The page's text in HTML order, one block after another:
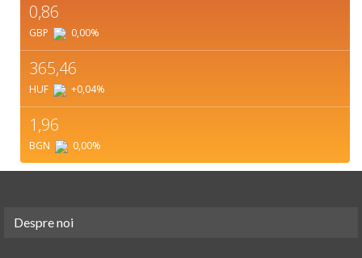
0,86
GBP 0,00%
365,46
HUF +0,04%
1,96
BGN 0,00%
Despre noi